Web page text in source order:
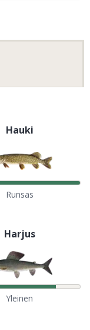
Hauki
Runsas
Harjus
Yleinen